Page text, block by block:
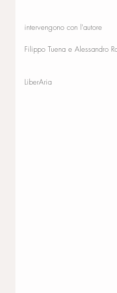
intervengono con l'autore
Filippo Tuena e Alessandro
LiberAria